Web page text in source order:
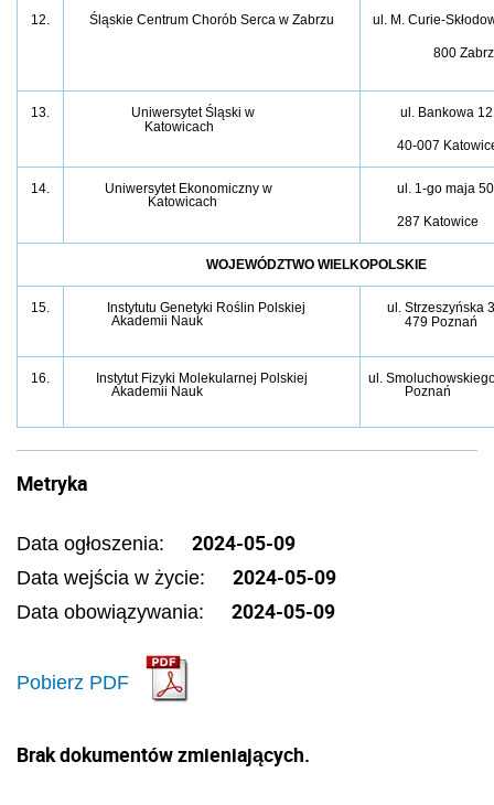
12. Śląskie Centrum Chorób Serca w Zabrzu ul. M. Curie-
800
13.
Uniwersytet Śląski w
Katowicach
ul. Bankowa
40-007
14.
Uniwersytet Ekonomiczny w
Katowicach
ul. 1-go maja
287 Katowice
WOJEWÓDZTWO WIELKOPOLSKIE
15.
Instytutu Genetyki Roślin Polskiej
Akademii Nauk
ul. Strzeszyńska
479 Poznań
16.
Instytut Fizyki Molekularnej Polskiej
Akademii Nauk
ul.
Poznań
Metryka
Data ogłoszenia: 2024-05-09
Data wejścia w życie: 2024-05-09
Data obowiązywania: 2024-05-09
Pobierz PDF
Brak dokumentów zmieniających.